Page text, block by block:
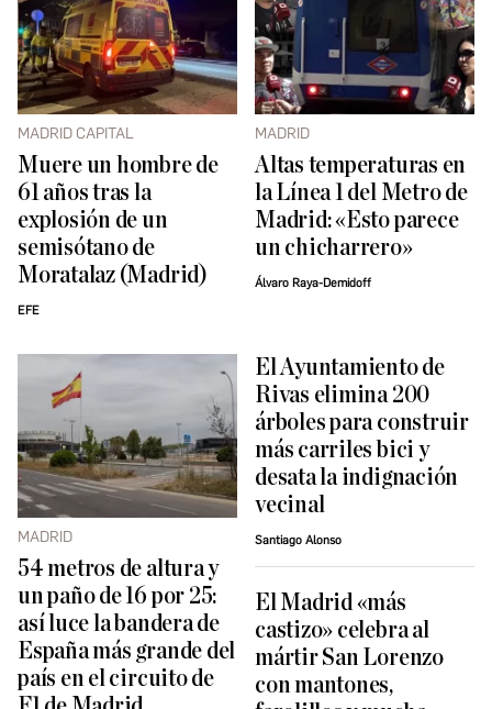
MADRID CAPITAL
Muere un hombre de
61 años tras la
explosión de un
semisótano de
Moratalaz (Madrid)
EFE
MADRID
Altas temperaturas en
la Línea 1 del Metro de
Madrid: «Esto parece
un chicharrero»
Álvaro Raya-Demidoff
MADRID
54 metros de altura y
un paño de 16 por 25:
así luce la bandera de
España más grande del
país en el circuito de
El Ayuntamiento de
Rivas elimina 200
árboles para construir
más carriles bici y
desata la indignación
vecinal
Santiago Alonso
El Madrid «más
castizo» celebra al
mártir San Lorenzo
con mantones,